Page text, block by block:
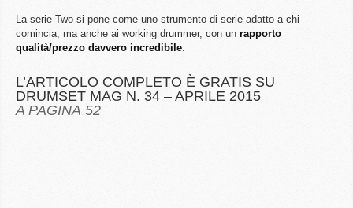
La serie Two si pone come uno strumento di serie adatto a chi
comincia, ma anche ai working drummer, con un rapporto
qualità/prezzo davvero incredibile.
L’ARTICOLO COMPLETO È GRATIS SU
DRUMSET MAG N. 34 – APRILE 2015
A PAGINA 52